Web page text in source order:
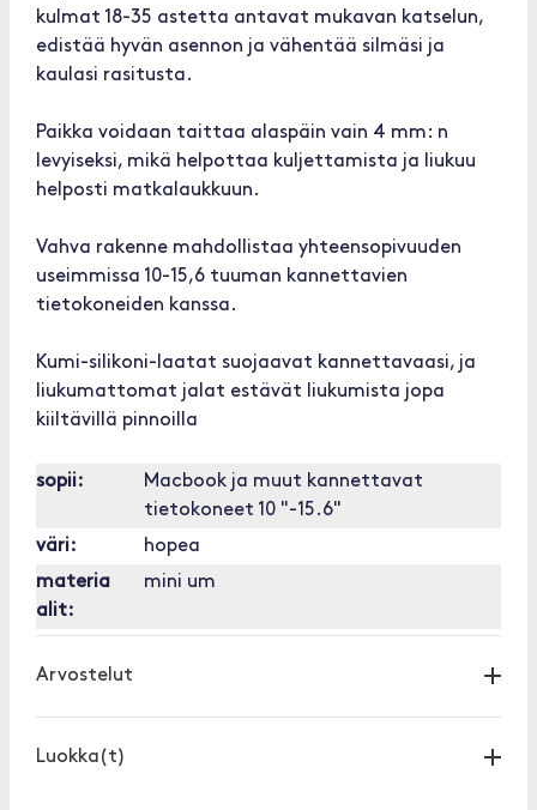
kulmat 18-35 astetta antavat mukavan katselun,
edistää hyvän asennon ja vähentää silmäsi ja
kaulasi rasitusta.
Paikka voidaan taittaa alaspäin vain 4 mm: n
levyiseksi, mikä helpottaa kuljettamista ja liukuu
helposti matkalaukkuun.
Vahva rakenne mahdollistaa yhteensopivuuden
useimmissa 10-15,6 tuuman kannettavien
tietokoneiden kanssa.
Kumi-silikoni-laatat suojaavat kannettavaasi, ja
liukumattomat jalat estävät liukumista jopa
kiiltävillä pinnoilla
sopii:
Macbook ja muut kannettavat
tietokoneet 10 "-15.6"
väri:
hopea
materia
alit:
mini um
Arvostelut
Luokka(t)